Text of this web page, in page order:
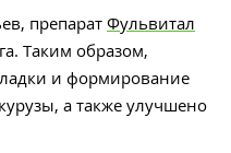
препарат Фульвитал
Таким образом,
и формирование
а также улучшено